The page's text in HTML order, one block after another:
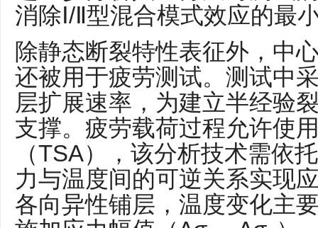
消除Ⅰ/Ⅱ型混合模式效应的最
除静态断裂特性表征外，中
还被用于疲劳测试。测试中
层扩展速率，为建立半经验
支撑。疲劳载荷过程允许使
（TSA），该分析技术需依
力与温度间的可逆关系实现
各向异性铺层，温度变化主